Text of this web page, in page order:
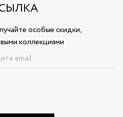
особые скидки,
коллекциями